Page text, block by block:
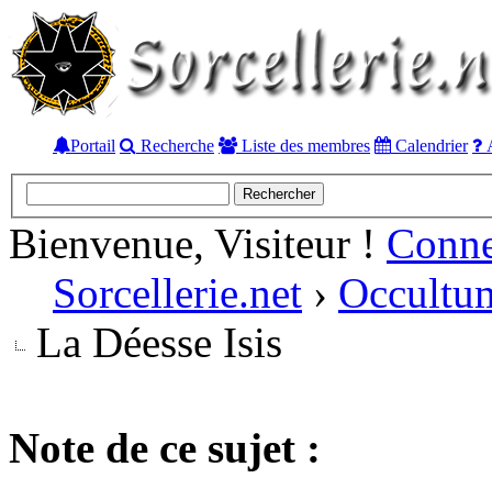
Portail Recherche Liste des membres Calendrier
Bienvenue, Visiteur !
Sorcellerie.net ›
La Déesse Isis
Note de ce sujet :